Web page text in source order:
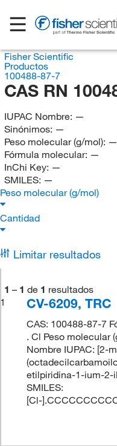
Fisher Scientific
Productos
100488-87-7
CAS RN
IUPAC Nombre: —
Sinónimos: —
Peso molecular (g/mol): —
Fórmula molecular: —
InChi Key: —
SMILES: —
Peso molecular (g/mol)
Cantidad
Limitar resultados
1 – 1 de 1 resultados
1
CV-6209, TRC
CAS: 100488-87-7
. Cl Peso molecular
Nombre IUPAC: [2-
etilpiridina-1-ium-2-
SMILES:
[Cl-